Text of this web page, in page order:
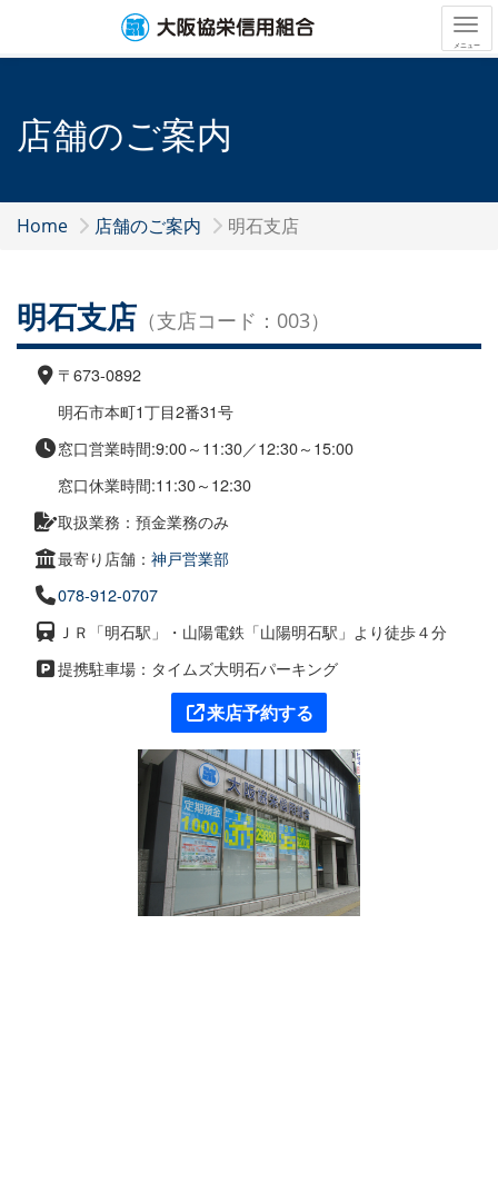
メニュー
店舗のご案内
Home 店舗のご案内 明石支店
明石支店 （支店コード：003）
〒673-0892
明石市本町1丁目2番31号
窓口営業時間:9:00～11:30／12:30～15:00
窓口休業時間:11:30～12:30
取扱業務：預金業務のみ
最寄り店舗： 神戸営業部
078-912-0707
ＪＲ「明石駅」・山陽電鉄「山陽明石駅」より徒歩４分
提携駐車場：タイムズ大明石パーキング
来店予約する